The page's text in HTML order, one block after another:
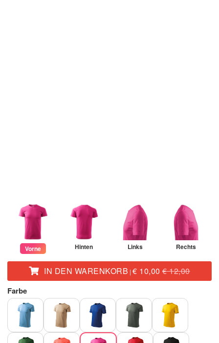
Vorne Hinten Links Rechts
IN DEN WARENKORB |€ 10,00€ 12,00
Farbe